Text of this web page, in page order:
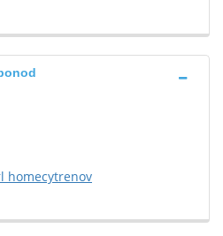
homecytrenov